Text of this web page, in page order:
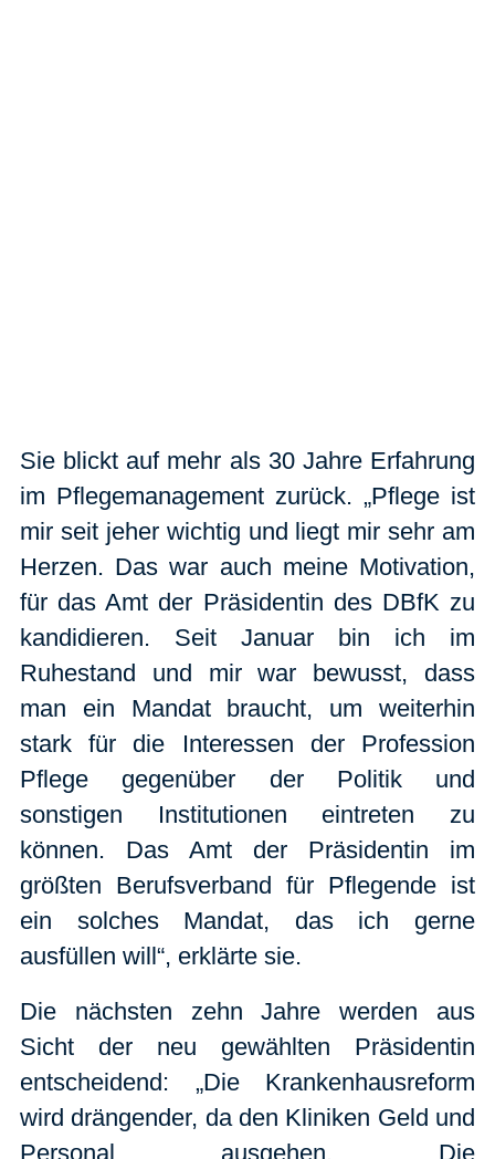
Sie blickt auf mehr als 30 Jahre Erfahrung
im Pflegemanagement zurück. „Pflege ist
mir seit jeher wichtig und liegt mir sehr am
Herzen. Das war auch meine Motivation,
für das Amt der Präsidentin des DBfK zu
kandidieren. Seit Januar bin ich im
Ruhestand und mir war bewusst, dass
man ein Mandat braucht, um weiterhin
stark für die Interessen der Profession
Pflege gegenüber der Politik und
sonstigen Institutionen eintreten zu
können. Das Amt der Präsidentin im
größten Berufsverband für Pflegende ist
ein solches Mandat, das ich gerne
ausfüllen will“, erklärte sie.
Die nächsten zehn Jahre werden aus
Sicht der neu gewählten Präsidentin
entscheidend: „Die Krankenhausreform
wird drängender, da den Kliniken Geld und
Personal ausgehen. Die